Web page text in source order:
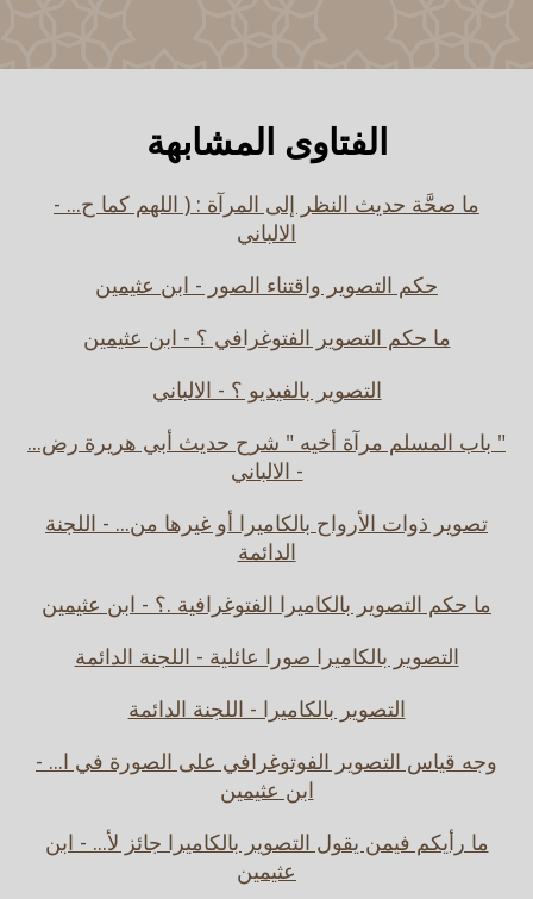
الفتاوى المشابهة
ما صحَّة حديث النظر إلى المرآة : ( اللهم كما ح... -
الالباني
حكم التصوير واقتناء الصور - ابن عثيمين
ما حكم التصوير الفتوغرافي ؟ - ابن عثيمين
التصوير بالفيديو ؟ - الالباني
" باب المسلم مرآة أخيه " شرح حديث أبي هريرة رض...
- الالباني
تصوير ذوات الأرواح بالكاميرا أو غيرها من... - اللجنة
الدائمة
ما حكم التصوير بالكاميرا الفتوغرافية .؟ - ابن عثيمين
التصوير بالكاميرا صورا عائلية - اللجنة الدائمة
التصوير بالكاميرا - اللجنة الدائمة
وجه قياس التصوير الفوتوغرافي على الصورة في ا... -
ابن عثيمين
ما رأيكم فيمن يقول التصوير بالكاميرا جائز لأ... - ابن
عثيمين